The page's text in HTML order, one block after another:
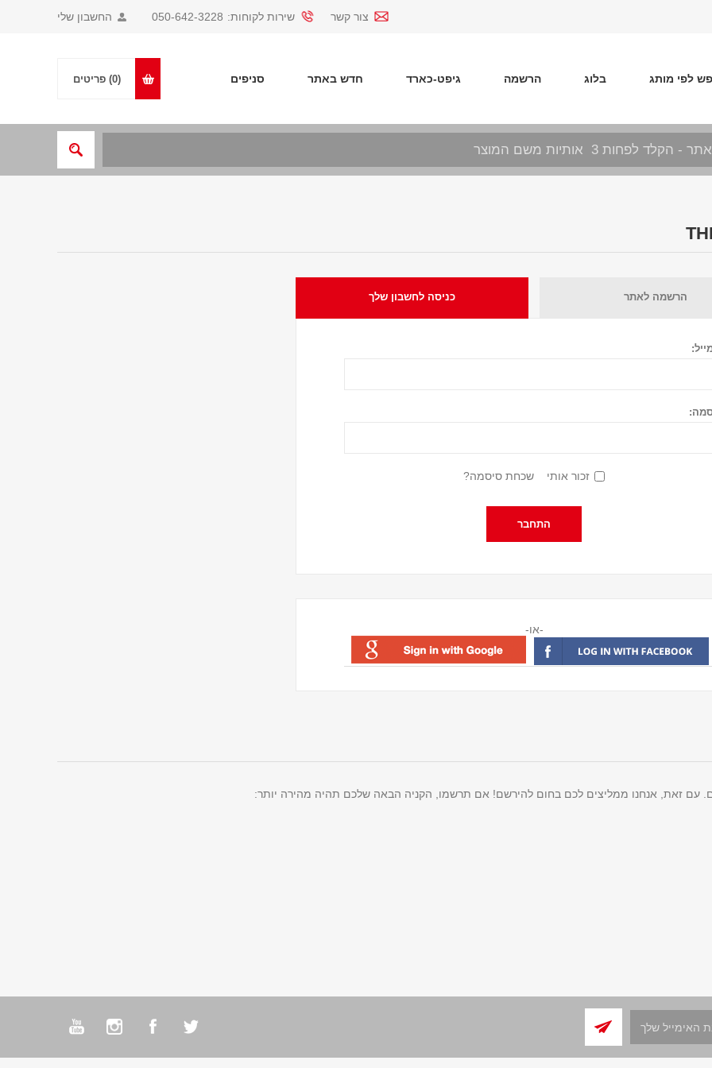
החשבון שלי צור קשר שירות לקוחות: 050-642-3228
לפי מותג בלוג הרשמה גיפט-כארד חדש באתר סניפים (0) פריטים
הרשמה לאתר כניסה לחשבון שלך
זכור אותי שכחת סיסמה?
-או-
עם זאת, אנחנו ממליצים לכם בחום להירשם! אם תרשמו, הקניה הבאה שלכם תהיה מהירה יותר: